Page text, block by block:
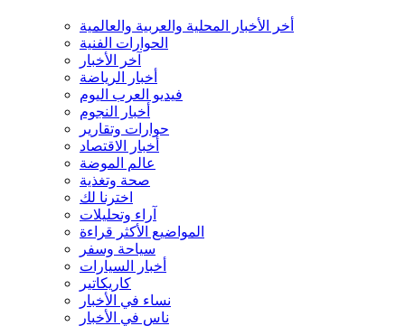
أخر الأخبار المحلية والعربية والعالمية
الحوارات الفنية
آخر الأخبار
أخبار الرياضة
فيديو العرب اليوم
أخبار النجوم
حوارات وتقارير
أخبار الاقتصاد
عالم الموضة
صحة وتغذية
اخترنا لك
آراء وتحليلات
المواضيع الأكثر قراءة
سياحة وسفر
أخبار السيارات
كاريكاتير
نساء في الأخبار
ناس في الأخبار